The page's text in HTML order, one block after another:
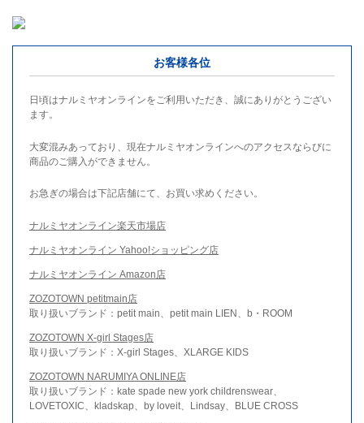
お客様各位
日頃はナルミヤオンラインをご利用いただき、誠にありがとうござい
ます。
大変混みあっており、現在ナルミヤオンラインへのアクセスならびに
商品のご購入ができません。
お急ぎの場合は下記店舗にて、お買い求めください。
ナルミヤオンライン楽天市場店
ナルミヤオンライン Yahoo!ショッピング店
ナルミヤオンライン Amazon店
ZOZOTOWN petitmain店
取り扱いブランド：petit main、petit main LIEN、b・ROOM
ZOZOTOWN X-girl Stages店
取り扱いブランド：X-girl Stages、XLARGE KIDS
ZOZOTOWN NARUMIYA ONLINE店
取り扱いブランド：kate spade new york childrenswear、
LOVETOXIC、kladskap、by loveit、Lindsay、BLUE CROSS